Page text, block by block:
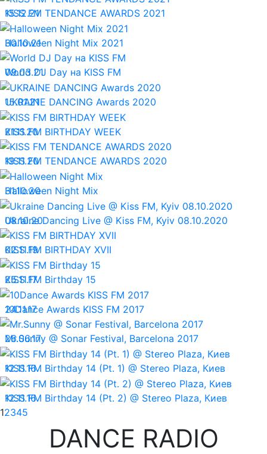
15.12.21
KISS FM TENDANCE AWARDS 2021
30.10.21
Halloween Night Mix 2021
09.03.21
World DJ Day на KISS FM
15.01.21
UKRAINE DANCING Awards 2020
21.11.20
KISS FM BIRTHDAY WEEK
19.11.20
KISS FM TENDANCE AWARDS 2020
31.10.20
Halloween Night Mix
08.10.20
Ukraine Dancing Live @ Kiss FM, Kyiv 08.10.2020
02.11.19
KISS FM BIRTHDAY XVII
25.11.17
KISS FM Birthday 15
24.11.17
10Dance Awards KISS FM 2017
26.06.17
Mr.Sunny @ Sonar Festival, Barcelona 2017
12.11.16
KISS FM Birthday 14 (Pt. 1) @ Stereo Plaza, Киев
12.11.16
KISS FM Birthday 14 (Pt. 2) @ Stereo Plaza, Киев
12345
DANCE RADIO